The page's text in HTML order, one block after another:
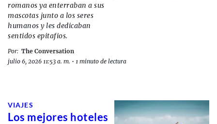
romanos ya enterraban a sus
mascotas junto a los seres
humanos y les dedicaban
sentidos epitafios.
Por: The Conversation
julio 6, 2026 11:53 a. m. • 1 minuto de lectura
VIAJES
Los mejores hoteles